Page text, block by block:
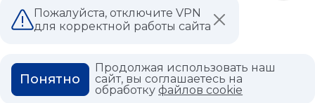
ВАКАНСИИ
ГЛОССАРИЙ
Пожалуйста, отключите VPN
для корректной работы сайта
Продолжая использовать наш
сайт, вы соглашаетесь на
обработкуфайлов cookie
Понятно